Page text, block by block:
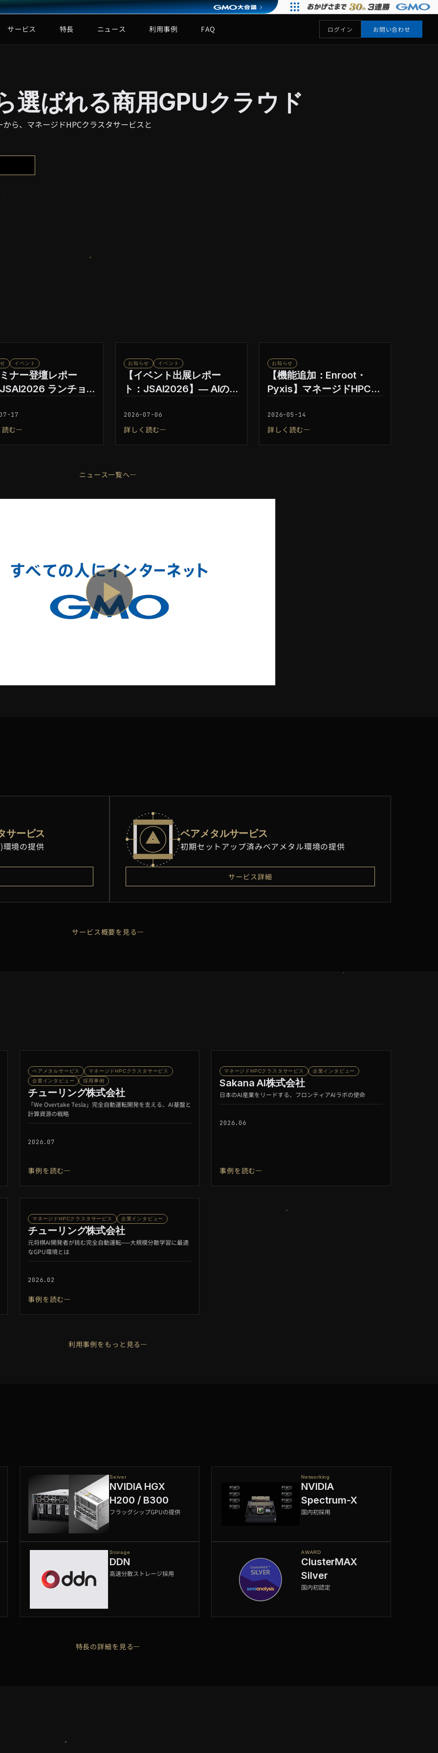
サービス 特長 ニュース 利用事例 FAQ ログイン お問い合わせ
選ばれる商用GPUクラウド
ら、マネージドHPCクラスタサービスと
イベント
ミナー登壇レポー
JSAI2026 ランチョ
目指す完全自動運
界と、それを支え
基盤 “GMO GPUク
17
む
お知らせ イベント
【イベント出展レポー
ト：JSAI2026】― AIの
して、GMO GPUクラウド
を紹介
2026-07-06
詳しく読む
お知らせ
【機能追加：Enroot・
Pyxis】マネージドHPCク
運用の柔軟性向上
2026-05-14
詳しく読む
ニュース一覧へ
サービス
境の提供
ベアメタルサービス
初期セットアップ済みベアメタル環境の提供
サービス詳細
サービス概要を見る
ベアメタルサービス
マネージドHPCクラスタサービス
企業インタビュー
採用事例
チューリング株式会社
「We Overtake Tesla」完全自動運転開発を支える、AI基盤と
計算資源の戦略
2026.07
事例を読む
マネージドHPCクラスタサービス 企業インタビュー
Sakana AI株式会社
日本のAI産業をリードする、フロンティアAIラボの使命
2026.06
事例を読む
マネージドHPCクラスタサービス 企業インタビュー
チューリング株式会社
元将棋AI開発者が挑む完全自動運転──大規模分散学習に最適
なGPU環境とは
2026.02
事例を読む
利用事例をもっと見る
Server
NVIDIA HGX
H200 / B300
フラッグシップGPUの提供
Networking
NVIDIA
Spectrum-X
国内初採用
Storage
DDN
高速分散ストレージ採用
AWARD
ClusterMAX
Silver
国内初認定
特長の詳細を見る